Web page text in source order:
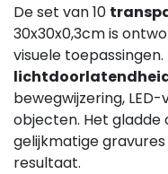
De set van 10
30x30x0,3cm is
visuele toepassingen.
bewegwijzering,
objecten. Het gladde
gelijkmatige
resultaat.